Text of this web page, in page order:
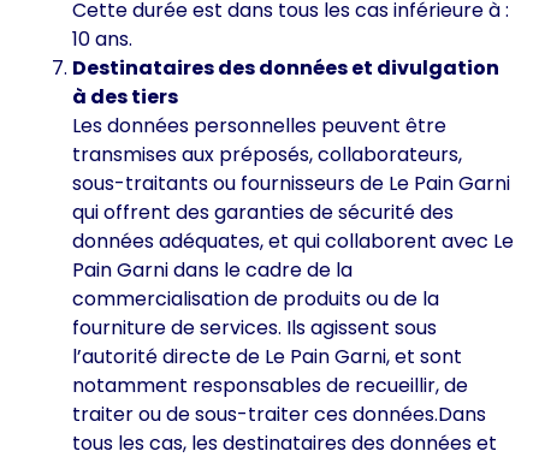
Cette durée est dans tous les cas inférieure à :
10 ans.
Destinataires des données et divulgation
à des tiers
Les données personnelles peuvent être
transmises aux préposés, collaborateurs,
sous-traitants ou fournisseurs de Le Pain Garni
qui offrent des garanties de sécurité des
données adéquates, et qui collaborent avec Le
Pain Garni dans le cadre de la
commercialisation de produits ou de la
fourniture de services. Ils agissent sous
l’autorité directe de Le Pain Garni, et sont
notamment responsables de recueillir, de
traiter ou de sous-traiter ces données.Dans
tous les cas, les destinataires des données et